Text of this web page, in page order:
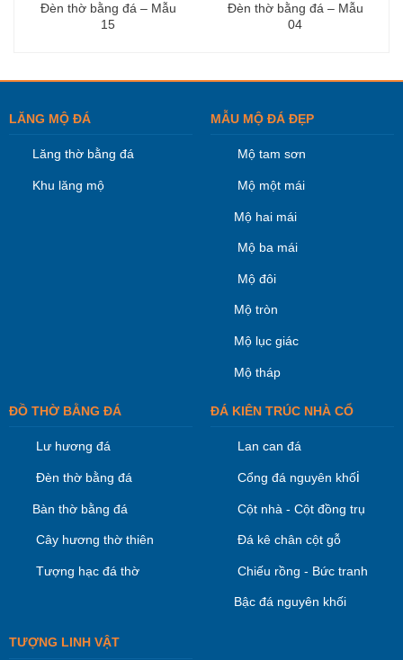
Đèn thờ bằng đá – Mẫu
15
Đèn thờ bằng đá – Mẫu
04
LĂNG MỘ ĐÁ
Lăng thờ bằng đá
Khu lăng mộ
MẪU MỘ ĐÁ ĐẸP
Mộ tam sơn
Mộ một mái
Mộ hai mái
Mộ ba mái
Mộ đôi
Mộ tròn
Mộ lục giác
Mộ tháp
ĐỒ THỜ BẰNG ĐÁ
Lư hương đá
Đèn thờ bằng đá
Bàn thờ bằng đá
Cây hương thờ thiên
Tượng hạc đá thờ
ĐÁ KIÊN TRÚC NHÀ CỔ
Lan can đá
Cổng đá nguyên khối
Cột nhà - Cột đồng trụ
Đá kê chân cột gỗ
Chiếu rồng - Bức tranh
Bậc đá nguyên khối
TƯỢNG LINH VẬT